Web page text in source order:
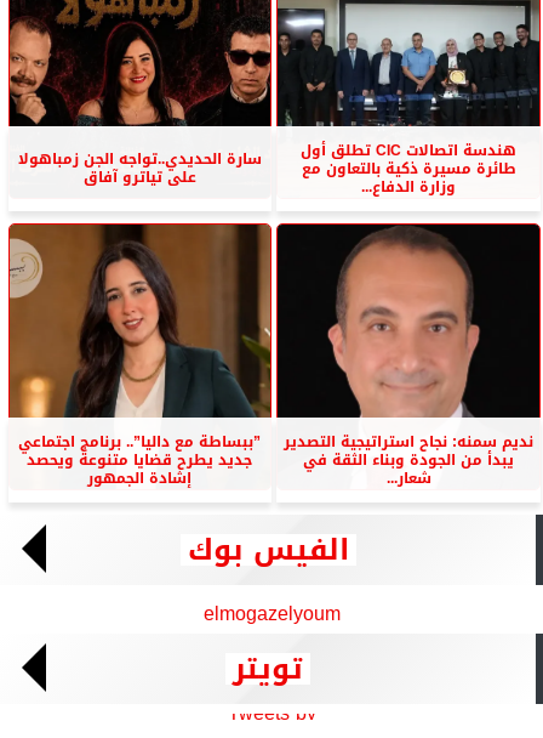
هندسة اتصالات CIC تطلق أول
طائرة مسيرة ذكية بالتعاون مع
وزارة الدفاع...
سارة الحديدي..تواجه الجن زمباهولا
على تياترو آفاق
نديم سمنه: نجاح استراتيجية التصدير
يبدأ من الجودة وبناء الثقة في
شعار...
”ببساطة مع داليا”.. برنامج اجتماعي
جديد يطرح قضايا متنوعة ويحصد
إشادة الجمهور
الفيس بوك
elmogazelyoum
تويتر
Tweets by